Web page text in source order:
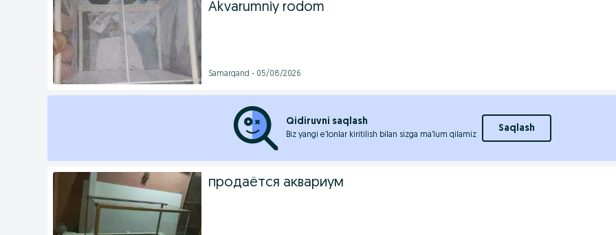
Akvarumniy rodom
Samarqand - 05/08/2026
Qidiruvni saqlash
Biz yangi e’lonlar kiritilish bilan sizga ma’lum qilamiz
Saqlash
продаётся аквариум